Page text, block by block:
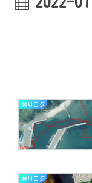
潜りログ
潜りログ